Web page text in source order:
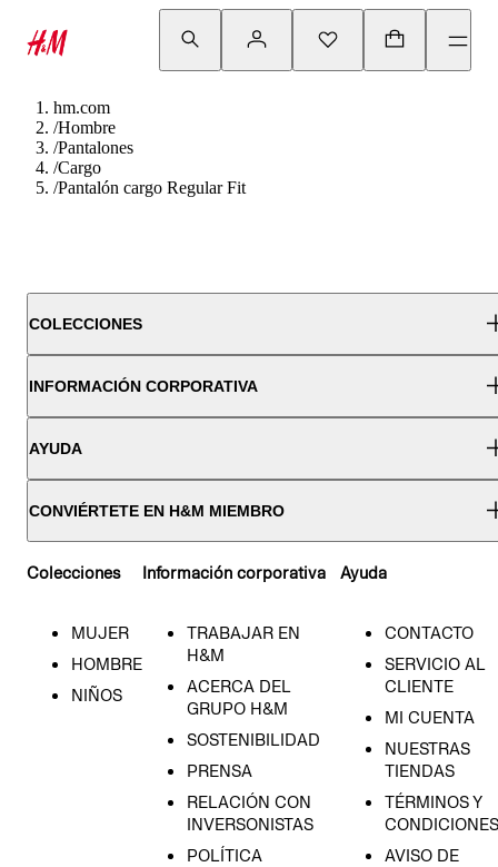
hm.com
/Hombre
/Pantalones
/Cargo
/Pantalón cargo Regular Fit
COLECCIONES
INFORMACIÓN CORPORATIVA
AYUDA
CONVIÉRTETE EN H&M MIEMBRO
Colecciones
MUJER
HOMBRE
NIÑOS
Información corporativa
TRABAJAR EN
H&M
ACERCA DEL
GRUPO H&M
SOSTENIBILIDAD
PRENSA
RELACIÓN CON
INVERSONISTAS
POLÍTICA
Ayuda
CONTACTO
SERVICIO AL
CLIENTE
MI CUENTA
NUESTRAS
TIENDAS
TÉRMINOS Y
CONDICIONES
AVISO DE